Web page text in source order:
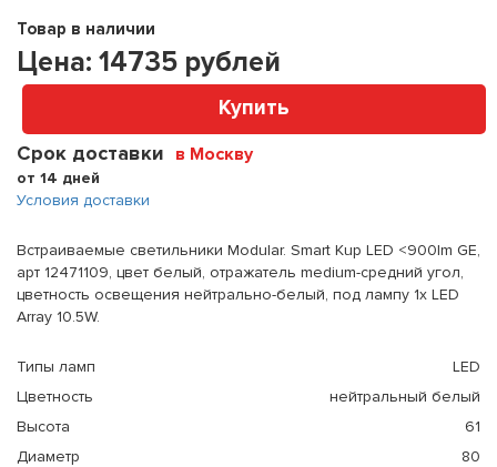
Товар в наличии
Цена: 14735 рублей
Купить
Срок доставки в Москву
от 14 дней
Условия доставки
Встраиваемые светильники Modular. Smart Kup LED <900lm GE,
арт 12471109, цвет белый, отражатель medium-средний угол,
цветность освещения нейтрально-белый, под лампу 1x LED
Array 10.5W.
Типы ламп
LED
Цветность
нейтральный белый
Высота
61
Диаметр
80